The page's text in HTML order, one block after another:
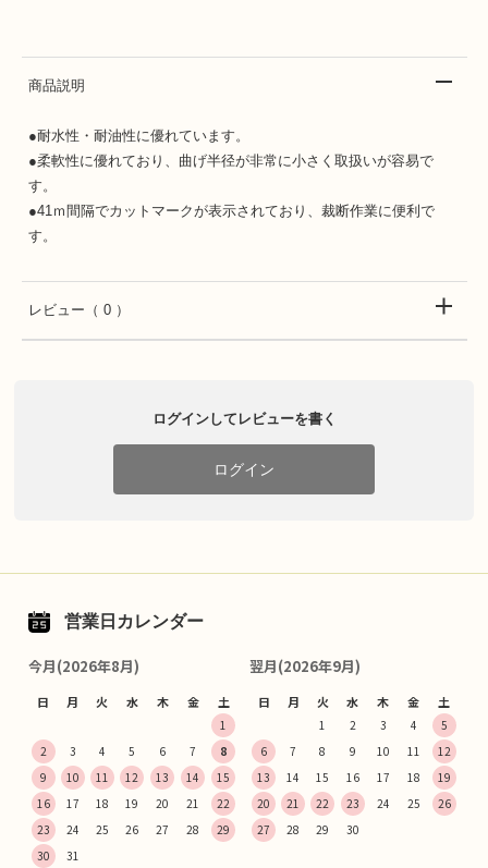
商品説明
●耐水性・耐油性に優れています。
●柔軟性に優れており、曲げ半径が非常に小さく取扱いが容易で
す。
●41ｍ間隔でカットマークが表示されており、裁断作業に便利で
す。
レビュー （ 0 ）
ログインしてレビューを書く
ログイン
営業日カレンダー
今月(2026年8月)
日 月 火 水 木 金 土
1
2
3 4 5 6 7
8
9
10 11 12 13 14
15
16
17 18 19 20 21
22
23
24 25 26 27 28
29
30
31
翌月(2026年9月)
日 月 火 水 木 金 土
1 2 3 4
5
6
7 8 9 10 11
12
13
14 15 16 17 18
19
20
21 22 23 24 25
26
27
28 29 30